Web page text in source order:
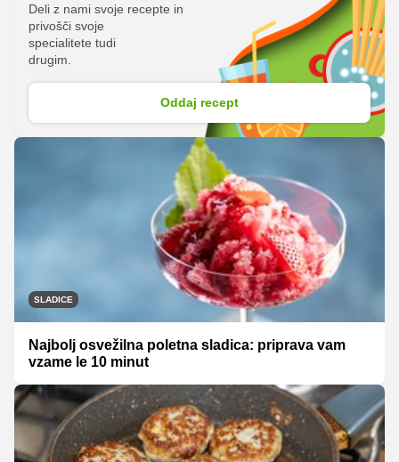
Deli z nami svoje recepte in
privošči svoje
specialitete tudi
drugim.
Oddaj recept
SLADICE
Najbolj osvežilna poletna sladica: priprava vam
vzame le 10 minut